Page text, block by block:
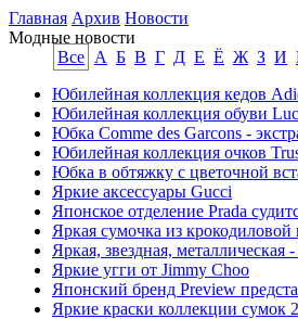
Главная Архив Новости
Модные новости
Все А Б В Г Д Е Ё Ж З И
Юбилейная коллекция кедов
Юбилейная коллекция обуви
Юбка Comme des Garcons -
Юбилейная коллекция очков
Юбка в обтяжку с цветочной
Яркие аксессуары Gucci
Японское отделение Prada
Яркая сумочка из
Яркая, звездная,
Яркие угги от Jimmy Choo
Японский бренд Preview
Яркие краски коллекции сумок